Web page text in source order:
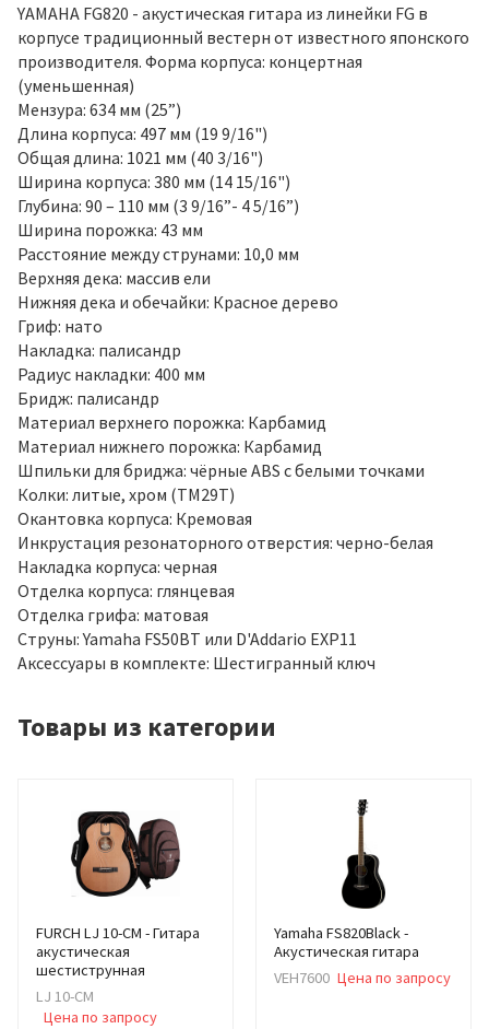
YAMAHA FG820 - акустическая гитара из линейки FG в
корпусе традиционный вестерн от известного японского
производителя. Форма корпуса: концертная
(уменьшенная)
Мензура: 634 мм (25”)
Длина корпуса: 497 мм (19 9/16")
Общая длина: 1021 мм (40 3/16")
Ширина корпуса: 380 мм (14 15/16")
Глубина: 90 – 110 мм (3 9/16”- 4 5/16”)
Ширина порожка: 43 мм
Расстояние между струнами: 10,0 мм
Верхняя дека: массив ели
Нижняя дека и обечайки: Красное дерево
Гриф: нато
Накладка: палисандр
Радиус накладки: 400 мм
Бридж: палисандр
Материал верхнего порожка: Карбамид
Материал нижнего порожка: Карбамид
Шпильки для бриджа: чёрные ABS с белыми точками
Колки: литые, хром (TM29T)
Окантовка корпуса: Кремовая
Инкрустация резонаторного отверстия: черно-белая
Накладка корпуса: черная
Отделка корпуса: глянцевая
Отделка грифа: матовая
Струны: Yamaha FS50BT или D'Addario EXP11
Аксессуары в комплекте: Шестигранный ключ
Товары из категории
FURCH LJ 10-CM - Гитара
акустическая
шестиструнная
LJ 10-CM
Цена по запросу
Yamaha FS820Black -
Акустическая гитара
VEH7600 Цена по запросу